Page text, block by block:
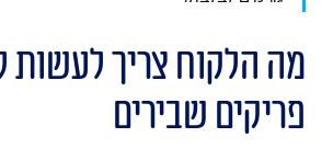
מה הלקוח צריך לעשות
פריקים שבירים